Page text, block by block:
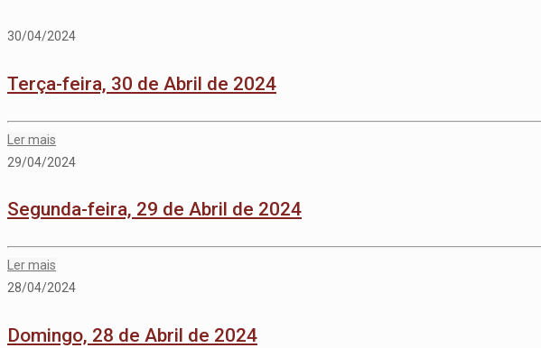
30/04/2024
Terça-feira, 30 de Abril de 2024
Ler mais
29/04/2024
Segunda-feira, 29 de Abril de 2024
Ler mais
28/04/2024
Domingo, 28 de Abril de 2024